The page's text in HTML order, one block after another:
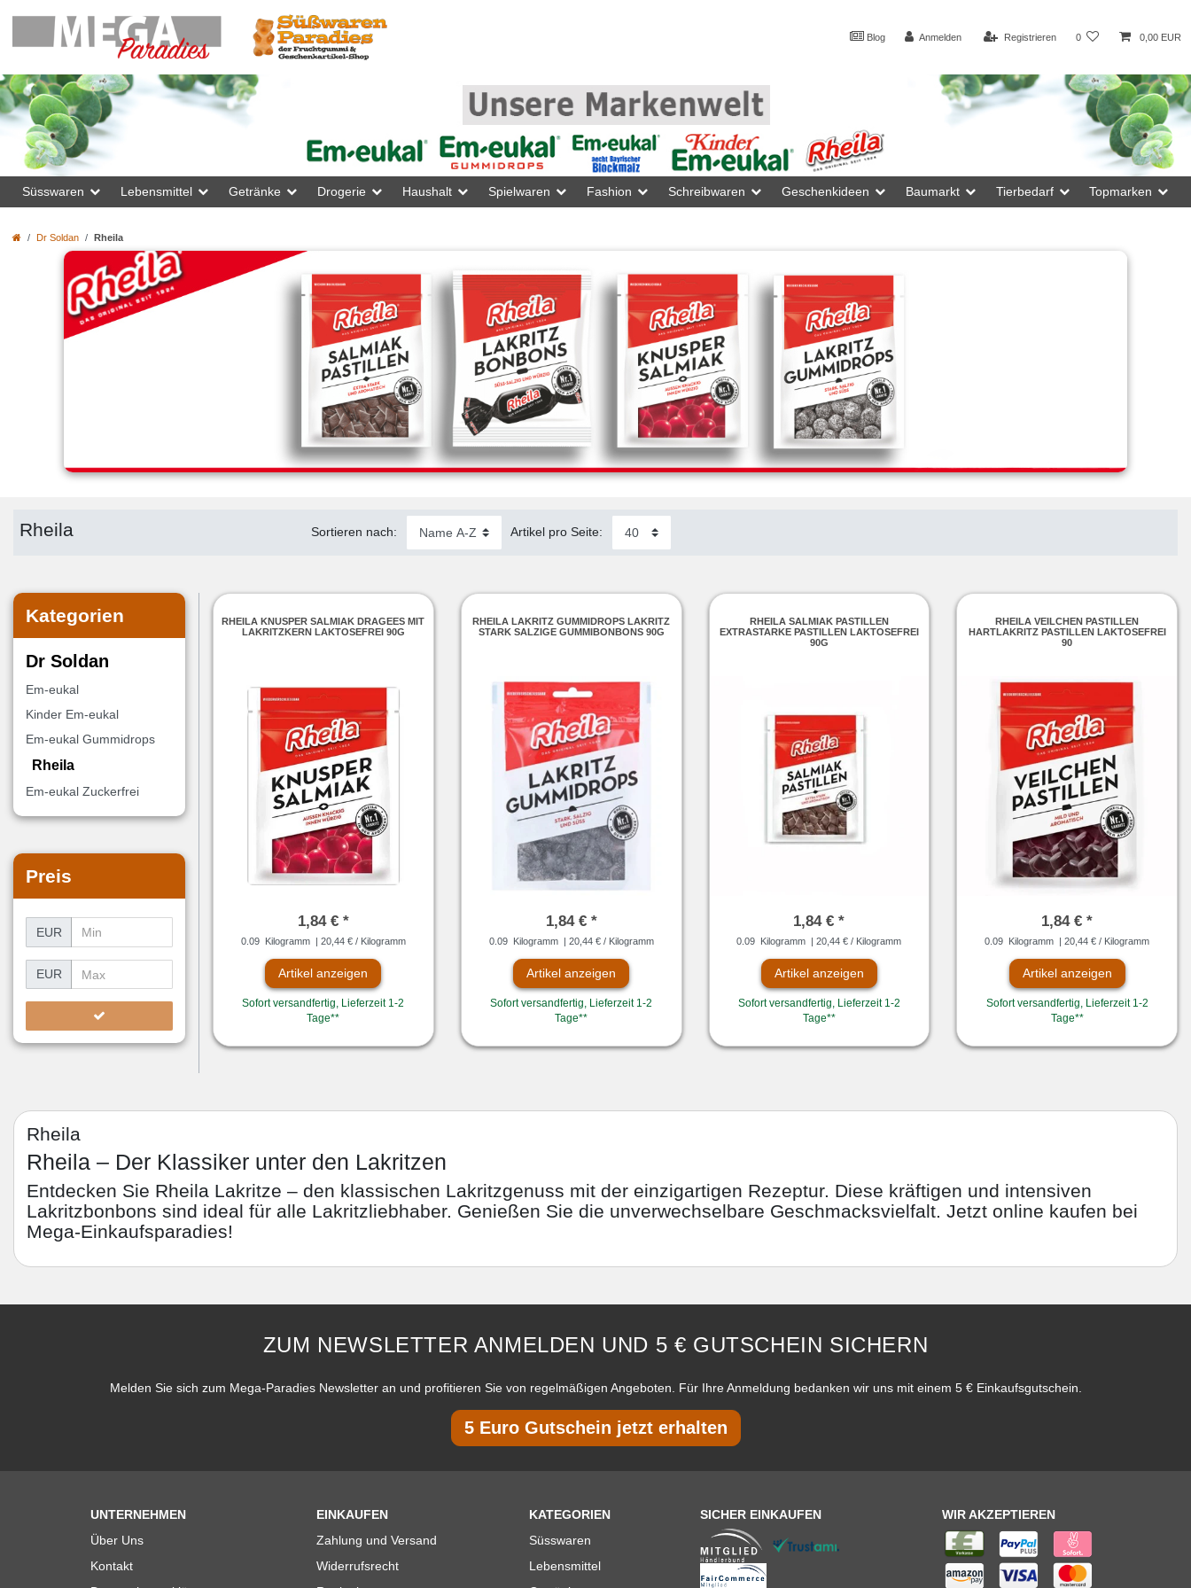
Blog Anmelden Registrieren 0 0,00 EUR
Süsswaren Lebensmittel Getränke Drogerie Haushalt Spielwaren Fashion Schreibwaren Geschenkideen Baumarkt Tierbedarf Topmarken
Dr Soldan Rheila
Rheila Sortieren nach: Artikel pro Seite:
Kategorien
Dr Soldan
Em-eukal
Kinder Em-eukal
Em-eukal Gummidrops
Rheila
Em-eukal Zuckerfrei
Preis
EUR
EUR
RHEILA KNUSPER SALMIAK DRAGEES MIT
LAKRITZKERN LAKTOSEFREI 90G
1,84 € *
0.09 Kilogramm | 20,44 € / Kilogramm
Artikel anzeigen
Sofort versandfertig, Lieferzeit 1-2
Tage**
RHEILA LAKRITZ GUMMIDROPS LAKRITZ
STARK SALZIGE GUMMIBONBONS 90G
1,84 € *
0.09 Kilogramm | 20,44 € / Kilogramm
Artikel anzeigen
Sofort versandfertig, Lieferzeit 1-2
Tage**
RHEILA SALMIAK PASTILLEN
EXTRASTARKE PASTILLEN LAKTOSEFREI
90G
1,84 € *
0.09 Kilogramm | 20,44 € / Kilogramm
Artikel anzeigen
Sofort versandfertig, Lieferzeit 1-2
Tage**
RHEILA VEILCHEN PASTILLEN
HARTLAKRITZ PASTILLEN LAKTOSEFREI
90
1,84 € *
0.09 Kilogramm | 20,44 € / Kilogramm
Artikel anzeigen
Sofort versandfertig, Lieferzeit 1-2
Tage**
Rheila
Rheila – Der Klassiker unter den Lakritzen
Entdecken Sie Rheila Lakritze – den klassischen Lakritzgenuss mit der einzigartigen Rezeptur. Diese kräftigen und intensiven
Lakritzbonbons sind ideal für alle Lakritzliebhaber. Genießen Sie die unverwechselbare Geschmacksvielfalt. Jetzt online kaufen bei
Mega-Einkaufsparadies!
ZUM NEWSLETTER ANMELDEN UND 5 € GUTSCHEIN SICHERN
Melden Sie sich zum Mega-Paradies Newsletter an und profitieren Sie von regelmäßigen Angeboten. Für Ihre Anmeldung bedanken wir uns mit einem 5 € Einkaufsgutschein.
5 Euro Gutschein jetzt erhalten
UNTERNEHMEN
Über Uns
Kontakt
EINKAUFEN
Zahlung und Versand
Widerrufsrecht
KATEGORIEN
Süsswaren
Lebensmittel
SICHER EINKAUFEN WIR AKZEPTIEREN